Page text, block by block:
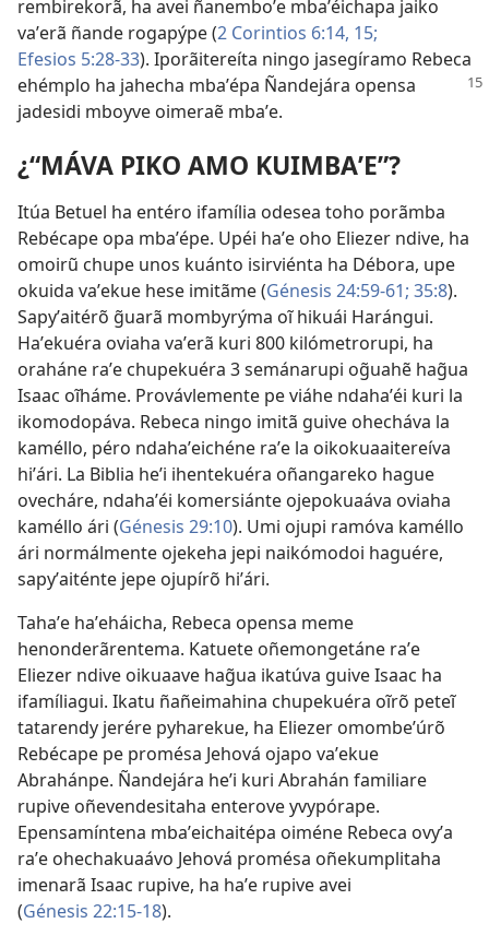
rembirekorã, ha avei ñanemboʼe mbaʼéichapa jaiko
vaʼerã ñande rogapýpe (2 Corintios 6:14, 15;
Efesios 5:28-33). Iporãitereíta ningo jasegíramo Rebeca
ehémplo ha jahecha mbaʼépa Ñandejára opensa
jadesidi mboyve oimeraẽ mbaʼe.
¿“MÁVA PIKO AMO KUIMBAʼE”?
Itúa Betuel ha entéro ifamília odesea toho porãmba
Rebécape opa mbaʼépe. Upéi haʼe oho Eliezer ndive, ha
omoirũ chupe unos kuánto isirviénta ha Débora, upe
okuida vaʼekue hese imitãme (Génesis 24:59-61; 35:8).
Sapyʼaitérõ g̃uarã mombyrýma oĩ hikuái Harángui.
Haʼekuéra oviaha vaʼerã kuri 800 kilómetrorupi, ha
oraháne raʼe chupekuéra 3 semánarupi og̃uahẽ hag̃ua
Isaac oĩháme. Provávlemente pe viáhe ndahaʼéi kuri la
ikomodopáva. Rebeca ningo imitã guive ohecháva la
kaméllo, péro ndahaʼeichéne raʼe la oikokuaaitereíva
hiʼári. La Biblia heʼi ihentekuéra oñangareko hague
ovecháre, ndahaʼéi komersiánte ojepokuaáva oviaha
kaméllo ári (Génesis 29:10). Umi ojupi ramóva kaméllo
ári normálmente ojekeha jepi naikómodoi haguére,
sapyʼaiténte jepe ojupírõ hiʼári.
Tahaʼe haʼeháicha, Rebeca opensa meme
henonderãrentema. Katuete oñemongetáne raʼe
Eliezer ndive oikuaave hag̃ua ikatúva guive Isaac ha
ifamíliagui. Ikatu ñañeimahina chupekuéra oĩrõ peteĩ
tatarendy jerére pyharekue, ha Eliezer omombeʼúrõ
Rebécape pe promésa Jehová ojapo vaʼekue
Abrahánpe. Ñandejára heʼi kuri Abrahán familiare
rupive oñevendesitaha enterove yvypórape.
Epensamíntena mbaʼeichaitépa oiméne Rebeca ovyʼa
raʼe ohechakuaávo Jehová promésa oñekumplitaha
imenarã Isaac rupive, ha haʼe rupive avei
(Génesis 22:15-18).